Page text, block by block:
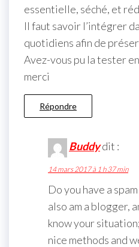
essentielle, séché, et
Il faut savoir l’intégrer
quotidiens afin de
Avez-vous pu la tester
merci
Répondre
Buddydit :
14 mars 2017 à 1 h 37 min
Do you have a
also am a blogger,
know your
nice methods and